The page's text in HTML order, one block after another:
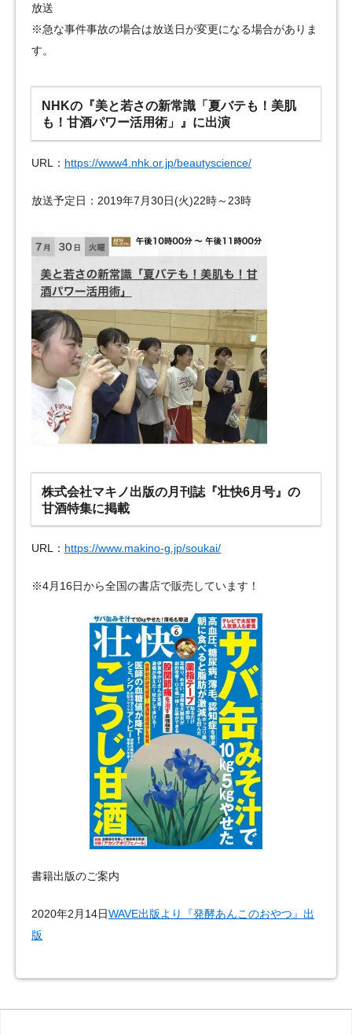
放送
※急な事件事故の場合は放送日が変更になる場合がありま
す。
NHKの『美と若さの新常識「夏バテも！美肌
も！甘酒パワー活用術」』に出演
URL： https://www4.nhk.or.jp/beautyscience/
放送予定日：2019年7月30日(火)22時～23時
株式会社マキノ出版の月刊誌『壮快6月号』の
甘酒特集に掲載
URL： https://www.makino-g.jp/soukai/
※4月16日から全国の書店で販売しています！
書籍出版のご案内
2020年2月14日WAVE出版より『発酵あんこのおやつ』出
版